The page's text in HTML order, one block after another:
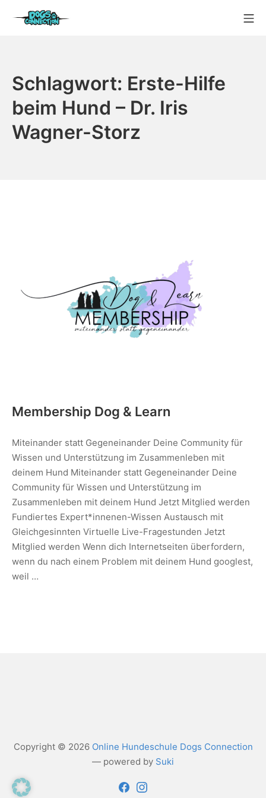
springen
Inhalt
Schlagwort: Erste-Hilfe
beim Hund – Dr. Iris
Wagner-Storz
Membership Dog & Learn
Miteinander statt Gegeneinander Deine Community für
Wissen und Unterstützung im Zusammenleben mit
deinem Hund Miteinander statt Gegeneinander Deine
Community für Wissen und Unterstützung im
Zusammenleben mit deinem Hund Jetzt Mitglied werden
Fundiertes Expert*innenen-Wissen Austausch mit
Gleichgesinnten Virtuelle Live-Fragestunden Jetzt
Mitglied werden Wenn dich Internetseiten überfordern,
wenn du nach einem Problem mit deinem Hund googlest,
weil …
Copyright © 2026 Online Hundeschule Dogs Connection
— powered by Suki
FacebookInstagram